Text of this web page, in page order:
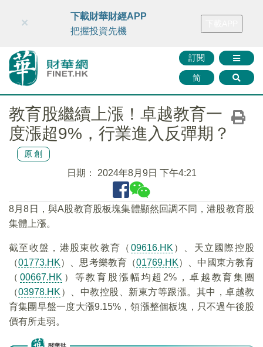
財華智庫網 FINTV FINMETA 財華證券 媒體矩陣
訂閱
简
×
下載財華財經APP
把握投資先機
教育股繼續上漲！卓越教育一
度漲超9%，行業進入反彈期？
原創
日期： 2024年8月9日 下午4:21
8月8日，與A股教育股板塊集體顯然回調不同，港股教育股
集體上漲。
截至收盤，港股東軟教育（ 09616.HK ）、天立國際控股
（01773.HK）、思考樂教育（01769.HK）、中國東方教育
（ 00667.HK ）等教育股漲幅均超2%，卓越教育集團
（03978.HK ）、中教控股、新東方等跟漲。其中，卓越教
育集團早盤一度大漲9.15%，領漲整個板塊，只不過午後股
價有所走弱。